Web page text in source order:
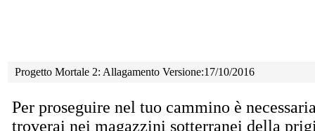
Progetto Mortale 2: Allagamento Versione:17/10/2016
Per proseguire nel tuo cammino è
troverai nei magazzini sotterranei della